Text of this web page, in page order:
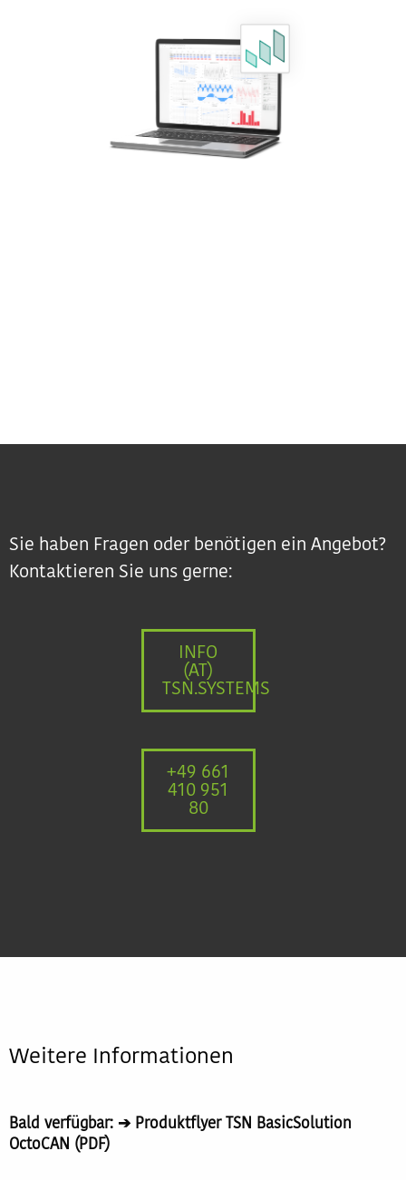
Sie haben Fragen oder benötigen ein Angebot?
Kontaktieren Sie uns gerne:
INFO
(AT)
TSN.SYSTEMS
+49 661
410 951
80
Weitere Informationen
Bald verfügbar: ➔ Produktflyer TSN BasicSolution
OctoCAN (PDF)